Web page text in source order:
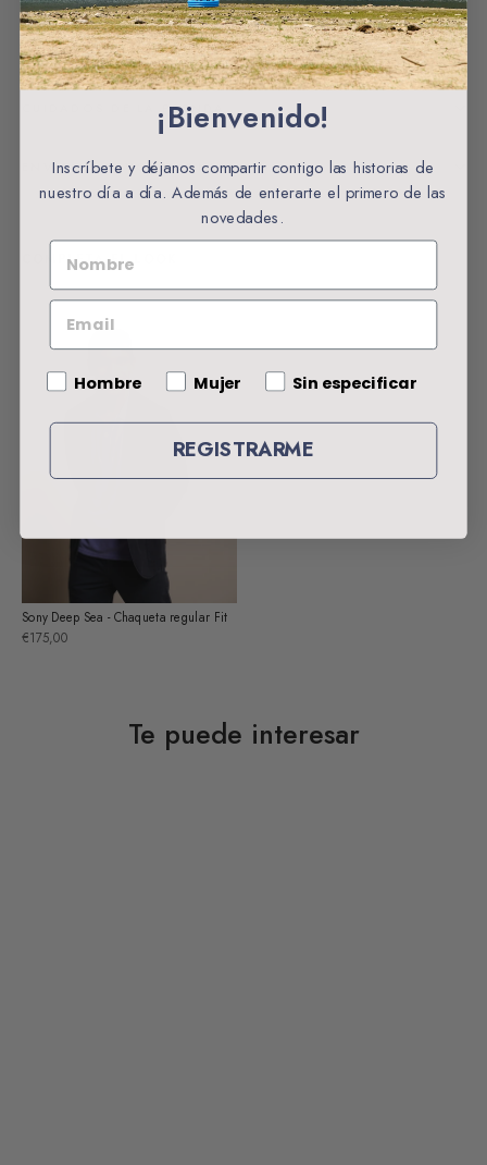
MATERIALES Y ORIGEN
CUIDADOS DE LA PRENDA
ENVÍOS Y DEVOLUCIONES
COMPLETA EL LOOK
Sony Deep Sea - Chaqueta regular Fit
€175,00
Te puede interesar
¡Bienvenido!
Inscríbete y déjanos compartir contigo las historias de
nuestro día a día. Además de enterarte el primero de las
novedades.
NOMBRE
EMAIL
Gender
Hombre Mujer Sin especificar
REGISTRARME